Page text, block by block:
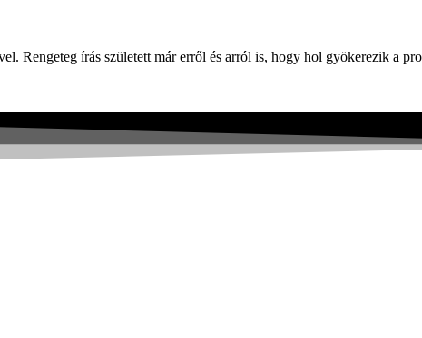
Rengeteg írás született már erről és arról is, hogy hol gyökerezik a